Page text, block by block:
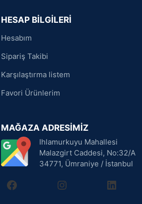
HESAP BİLGİLERİ
Hesabım
Sipariş Takibi
Karşılaştırma listem
Favori Ürünlerim
MAĞAZA ADRESİMİZ
Ihlamurkuyu Mahallesi
Malazgirt Caddesi, No:32/A
34771, Ümraniye / İstanbul
facebookinstagramlinkedin